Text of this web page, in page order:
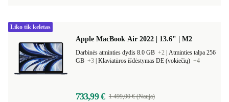
Apple MacBook Air 2022 | 13.6" | M2
Darbinės atminties dydis 8.0 GB +2 Atminties talpa 256
GB +3 Klaviatūros išdėstymas DE (vokiečių) +4
733,99 € 1 499,00 € (Nauja)
Liko tik keletas